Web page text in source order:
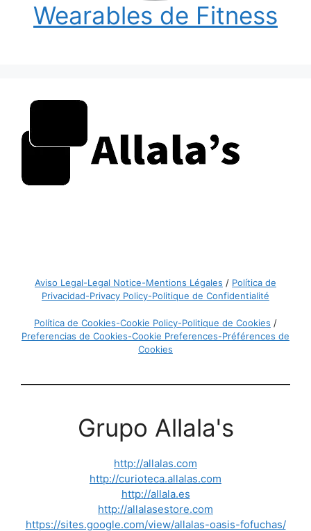
Wearables de Fitness
Aviso Legal-Legal Notice-Mentions Légales / Política de
Privacidad-Privacy Policy-Politique de Confidentialité
Política de Cookies-Cookie Policy-Politique de Cookies /
Preferencias de Cookies-Cookie Preferences-Préférences de
Cookies
Grupo Allala's
http://allalas.com
http://curioteca.allalas.com
http://allala.es
http://allalasestore.com
https://sites.google.com/view/allalas-oasis-fofuchas/